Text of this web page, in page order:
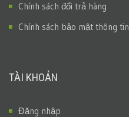
Chính sách đổi trả hàng
Chính sách bảo mật thông tin
TÀI KHOẢN
Đăng nhập